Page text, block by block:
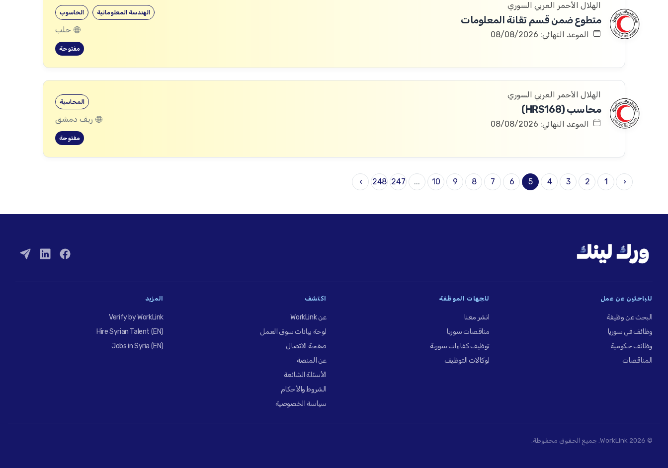
الهلال الأحمر العربي السوري
متطوع ضمن قسم تقانة المعلومات
الموعد النهائي: 08/08/2026
الحاسوب الهندسة المعلوماتية
حلب
مفتوحة
الهلال الأحمر العربي السوري
محاسب (HRS168)
الموعد النهائي: 08/08/2026
المحاسبة
ريف دمشق
مفتوحة
‹
1
2
3
4
5
6
7
8
9
10
...
247
248
›
للباحثين عن عمل
البحث عن وظيفة
وظائف في سوريا
وظائف حكومية
المناقصات
للجهات الموظِّفة
انشر معنا
مناقصات سوريا
توظيف كفاءات سورية
لوكالات التوظيف
اكتشف
عن WorkLink
لوحة بيانات سوق العمل
صفحة الاتصال
عن المنصة
الأسئلة الشائعة
الشروط والأحكام
سياسة الخصوصية
المزيد
Verify by WorkLink
Hire Syrian Talent (EN)
Jobs in Syria (EN)
© 2026 WorkLink. جميع الحقوق محفوظة.